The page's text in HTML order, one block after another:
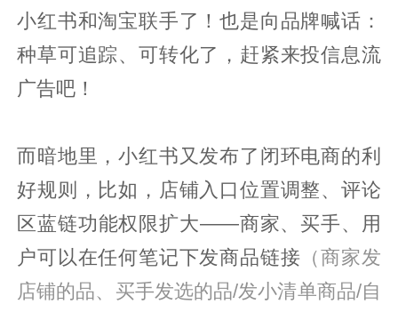
小红书和淘宝联手了！也是向品牌喊话：
种草可追踪、可转化了，赶紧来投信息流
广告吧！
而暗地里，小红书又发布了闭环电商的利
好规则，比如，店铺入口位置调整、评论
区蓝链功能权限扩大——商家、买手、用
户可以在任何笔记下发商品链接 （商家发
店铺的品、买手发选的品/发小清单商品/自